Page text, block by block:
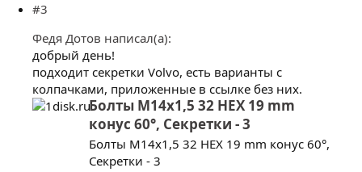
#3
Федя Дотов написал(а):
добрый день!
подходит секретки Volvo, есть варианты с
колпачками, приложенные в ссылке без них.
Болты M14x1,5 32 HEX 19 mm
конус 60°, Секретки - 3
Болты M14x1,5 32 HEX 19 mm конус 60°,
Секретки - 3